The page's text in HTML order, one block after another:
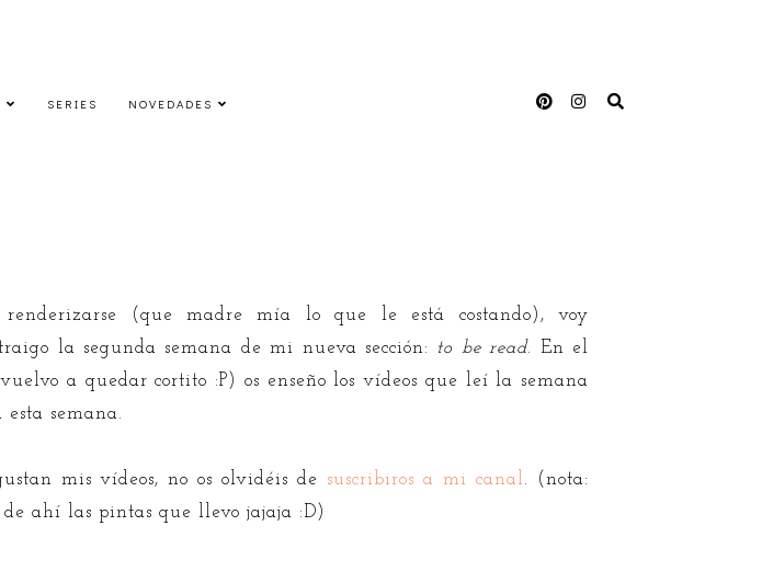
SERIES NOVEDADES
(que madre mía lo que le está costando), voy
la segunda semana de mi nueva sección: to be read. En el
a quedar cortito :P) os enseño los vídeos que leí la semana
esta semana.
mis vídeos, no os olvidéis de suscribiros a mi canal. (nota:
ahí las pintas que llevo jajaja :D)